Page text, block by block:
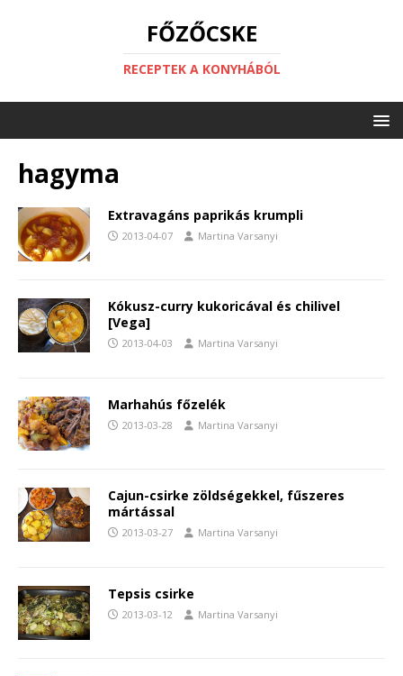
FŐZŐCSKE
RECEPTEK A KONYHÁBÓL
hagyma
Extravagáns paprikás krumpli
2013-04-07 Martina Varsanyi
Kókusz-curry kukoricával és chilivel
[Vega]
2013-04-03 Martina Varsanyi
Marhahús főzelék
2013-03-28 Martina Varsanyi
Cajun-csirke zöldségekkel, fűszeres
mártással
2013-03-27 Martina Varsanyi
Tepsis csirke
2013-03-12 Martina Varsanyi